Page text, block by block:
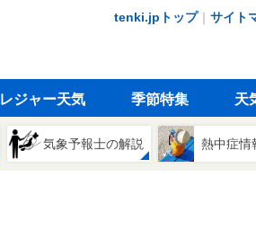
tenki.jpトップ｜ サイト
レジャー天気 季節特集 天
気象予報士の解説 熱中症情